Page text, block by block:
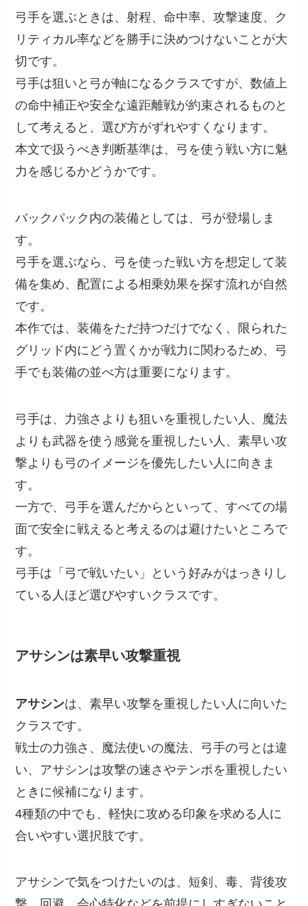
弓手を選ぶときは、射程、命中率、攻撃速度、ク
リティカル率などを勝手に決めつけないことが大
切です。
弓手は狙いと弓が軸になるクラスですが、数値上
の命中補正や安全な遠距離戦が約束されるものと
して考えると、選び方がずれやすくなります。
本文で扱うべき判断基準は、弓を使う戦い方に魅
力を感じるかどうかです。
バックパック内の装備としては、弓が登場しま
す。
弓手を選ぶなら、弓を使った戦い方を想定して装
備を集め、配置による相乗効果を探す流れが自然
です。
本作では、装備をただ持つだけでなく、限られた
グリッド内にどう置くかが戦力に関わるため、弓
手でも装備の並べ方は重要になります。
弓手は、力強さよりも狙いを重視したい人、魔法
よりも武器を使う感覚を重視したい人、素早い攻
撃よりも弓のイメージを優先したい人に向きま
す。
一方で、弓手を選んだからといって、すべての場
面で安全に戦えると考えるのは避けたいところで
す。
弓手は「弓で戦いたい」という好みがはっきりし
ている人ほど選びやすいクラスです。
アサシンは素早い攻撃重視
アサシンは、素早い攻撃を重視したい人に向いた
クラスです。
戦士の力強さ、魔法使いの魔法、弓手の弓とは違
い、アサシンは攻撃の速さやテンポを重視したい
ときに候補になります。
4種類の中でも、軽快に攻める印象を求める人に
合いやすい選択肢です。
アサシンで気をつけたいのは、短剣、毒、背後攻